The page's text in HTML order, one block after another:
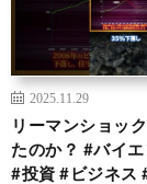
2025.11.29
リーマンショッ
たのか？ #バイ
#投資 #ビジネス